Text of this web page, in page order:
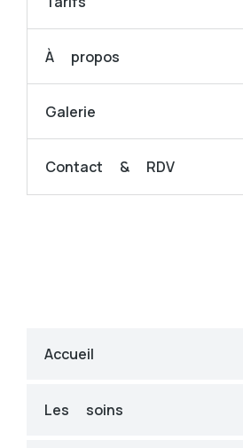
À propos
Galerie
Contact & RDV
Accueil
Les soins